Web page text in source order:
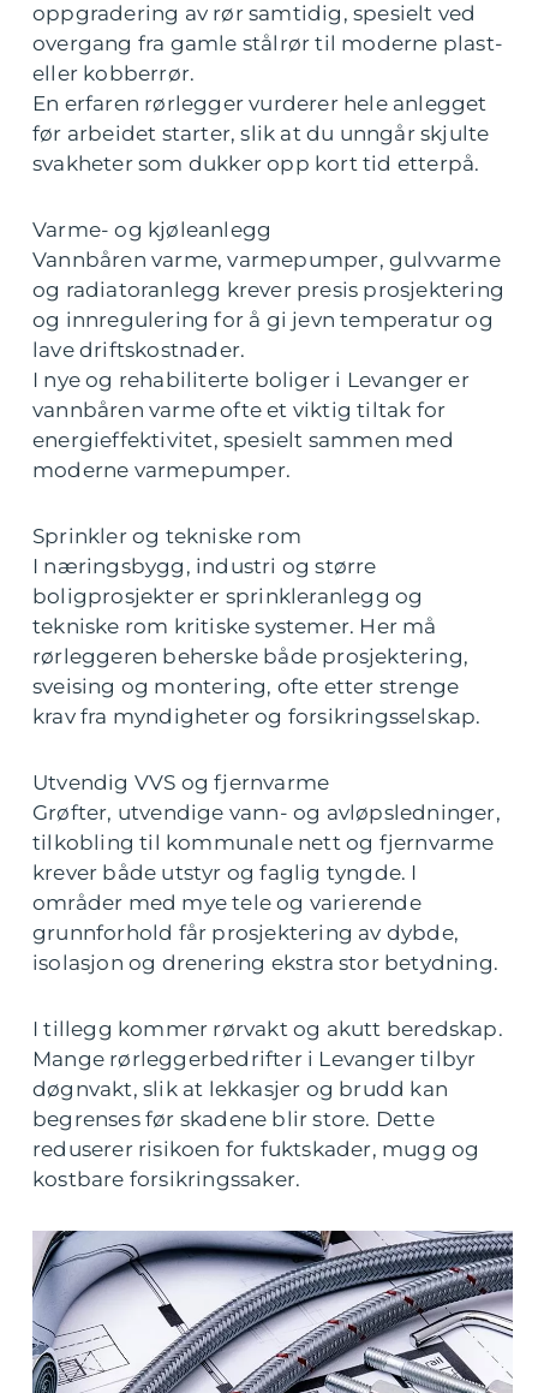
oppgradering av rør samtidig, spesielt ved
overgang fra gamle stålrør til moderne plast-
eller kobberrør.
En erfaren rørlegger vurderer hele anlegget
før arbeidet starter, slik at du unngår skjulte
svakheter som dukker opp kort tid etterpå.
Varme- og kjøleanlegg
Vannbåren varme, varmepumper, gulvvarme
og radiatoranlegg krever presis prosjektering
og innregulering for å gi jevn temperatur og
lave driftskostnader.
I nye og rehabiliterte boliger i Levanger er
vannbåren varme ofte et viktig tiltak for
energieffektivitet, spesielt sammen med
moderne varmepumper.
Sprinkler og tekniske rom
I næringsbygg, industri og større
boligprosjekter er sprinkleranlegg og
tekniske rom kritiske systemer. Her må
rørleggeren beherske både prosjektering,
sveising og montering, ofte etter strenge
krav fra myndigheter og forsikringsselskap.
Utvendig VVS og fjernvarme
Grøfter, utvendige vann- og avløpsledninger,
tilkobling til kommunale nett og fjernvarme
krever både utstyr og faglig tyngde. I
områder med mye tele og varierende
grunnforhold får prosjektering av dybde,
isolasjon og drenering ekstra stor betydning.
I tillegg kommer rørvakt og akutt beredskap.
Mange rørleggerbedrifter i Levanger tilbyr
døgnvakt, slik at lekkasjer og brudd kan
begrenses før skadene blir store. Dette
reduserer risikoen for fuktskader, mugg og
kostbare forsikringssaker.